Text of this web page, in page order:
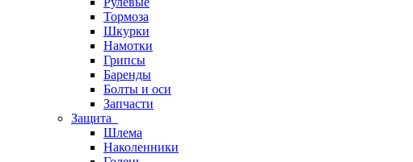
Тормоза
Шкурки
Намотки
Грипсы
Баренды
Болты и оси
Запчасти
Защита
Шлема
Наколенники